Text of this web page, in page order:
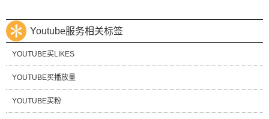
Youtube服务相关标签
YOUTUBE买LIKES
YOUTUBE买播放量
YOUTUBE买粉